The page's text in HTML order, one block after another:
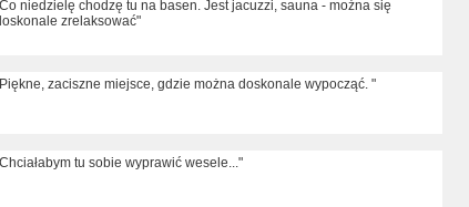
niedzielę chodzę tu na basen. Jest jacuzzi, sauna - można się
zrelaksować"
zaciszne miejsce, gdzie można doskonale wypocząć. "
tu sobie wyprawić wesele..."